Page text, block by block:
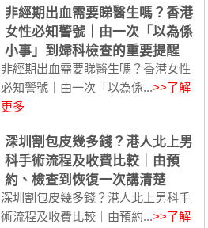
非經期出血需要睇醫生嗎？香港
女性必知警號｜由一次「以為係
小事」到婦科檢查的重要提醒
非經期出血需要睇醫生嗎？香港女性
必知警號｜由一次「以為係...>>了解
更多
深圳割包皮幾多錢？港人北上男
科手術流程及收費比較｜由預
約、檢查到恢復一次講清楚
深圳割包皮幾多錢？港人北上男科手
術流程及收費比較｜由預約...>>了解